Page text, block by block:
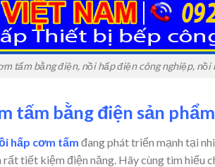
tấm bằng điện, nồi hấp điện công nghiệp,
tấm bằng điện sản
hấp cơm tấm đang phát triển mạnh tại
tiết kiệm điện năng. Hãy cùng tìm hiểu